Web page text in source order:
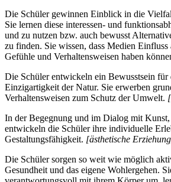
Die Schüler gewinnen Einblick in die
Sie lernen diese interessen- und
und zu nutzen bzw. auch bewusst
zu finden. Sie wissen, dass Medien Einfluss
Gefühle und Verhaltensweisen haben
Die Schüler entwickeln ein Bewusstsein
Einzigartigkeit der Natur. Sie erwerben
Verhaltensweisen zum Schutz der Umwelt.
In der Begegnung und im Dialog mit
entwickeln die Schüler ihre individuelle
Gestaltungsfähigkeit. [ästhetische
Die Schüler sorgen so weit wie möglich
Gesundheit und das eigene Wohlergehen.